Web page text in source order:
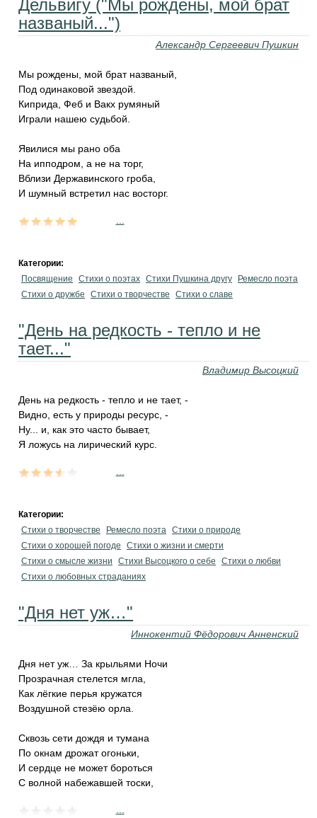
Дельвигу ("Мы рождены, мой брат
названый...")
Александр Сергеевич Пушкин
Мы рождены, мой брат названый,
Под одинаковой звездой.
Киприда, Феб и Вакх румяный
Играли нашею судьбой.
Явилися мы рано оба
На ипподром, а не на торг,
Вблизи Державинского гроба,
И шумный встретил нас восторг.
Категории:
Посвящение
Стихи о поэтах Стихи Пушкина другу
Ремесло поэта
Стихи о дружбе
Стихи о творчестве Стихи о славе
"День на редкость - тепло и не
тает..."
Владимир Высоцкий
День на редкость - тепло и не тает, -
Видно, есть у природы ресурс, -
Ну... и, как это часто бывает,
Я ложусь на лирический курс.
Категории:
Стихи о творчестве
Ремесло поэта Стихи о природе
Стихи о хорошей погоде
Стихи о жизни и смерти
Стихи о смысле жизни
Стихи Высоцкого о себе
Стихи о любви
Стихи о любовных страданиях
"Дня нет уж…"
Иннокентий Фёдорович Анненский
Дня нет уж… За крыльями Ночи
Прозрачная стелется мгла,
Как лёгкие перья кружатся
Воздушной стезёю орла.
Сквозь сети дождя и тумана
По окнам дрожат огоньки,
И сердце не может бороться
С волной набежавшей тоски,